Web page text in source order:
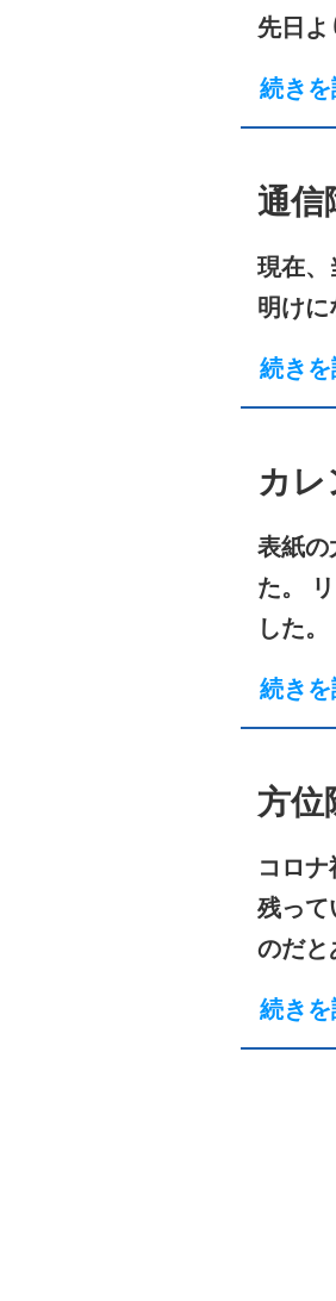
先日よ
続き
通信
現在、
明けに
続き
カレ
表紙の
た。
した。
続き
方位
コロ
残って
のだと
続き